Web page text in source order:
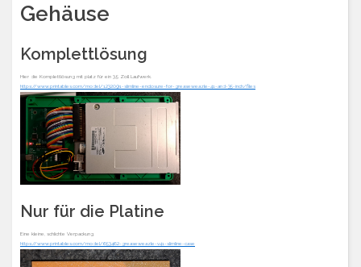
Gehäuse
Komplettlösung
Hier die Komplettlösung mit platz für ein 3,5 Zoll Laufwerk.
https://www.printables.com/model/1232091-slimline-enclosure-for-greaseweazle-41-and-35-inch/files
Nur für die Platine
Eine kleine, schlichte Verpackung.
https://www.printables.com/model/653462-greaseweazle-v41-slimline-case